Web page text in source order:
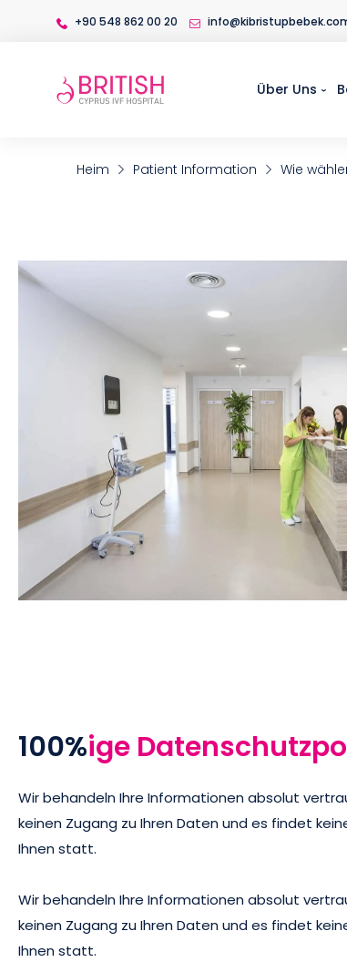
+90 548 862 00 20
Über Uns
Heim Patient Information Wie
100%ige
Wir behandeln Ihre Informationen absolut
keinen Zugang zu Ihren Daten und es findet
Ihnen statt.
Wir behandeln Ihre Informationen absolut
keinen Zugang zu Ihren Daten und es findet
Ihnen statt.